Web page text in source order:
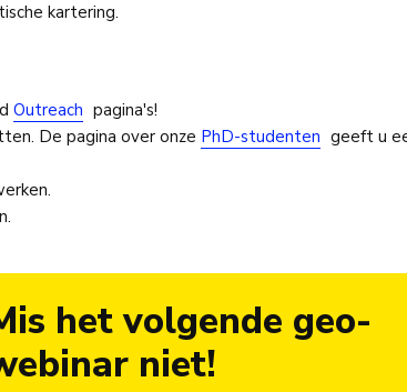
kartering.
Outreach pagina's!
De pagina over onze PhD-studenten geeft u
het volgende geo-
niet!